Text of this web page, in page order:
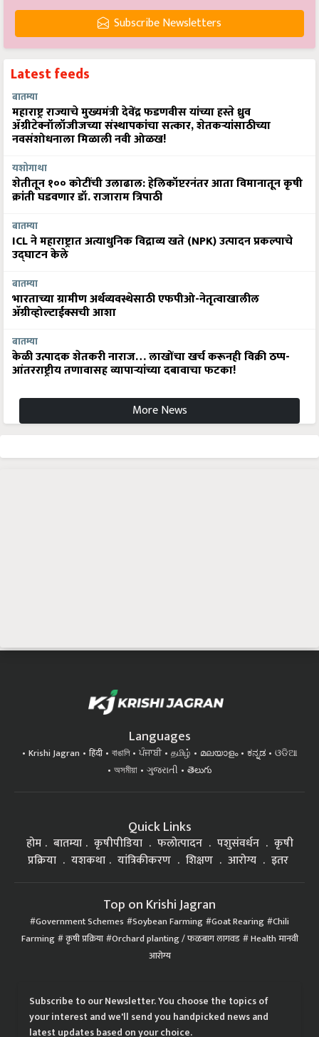
Subscribe Newsletters
Latest feeds
बातम्या
महाराष्ट्र राज्याचे मुख्यमंत्री देवेंद्र फडणवीस यांच्या हस्ते ध्रुव
ॲग्रीटेक्नॉलॉजीजच्या संस्थापकांचा सत्कार, शेतकऱ्यांसाठीच्या
नवसंशोधनाला मिळाली नवी ओळख!
यशोगाथा
शेतीतून १०० कोटींची उलाढाल: हेलिकॉप्टरनंतर आता विमानातून कृषी
क्रांती घडवणार डॉ. राजाराम त्रिपाठी
बातम्या
ICL ने महाराष्ट्रात अत्याधुनिक विद्राव्य खते (NPK) उत्पादन प्रकल्पाचे
उद्घाटन केले
बातम्या
भारताच्या ग्रामीण अर्थव्यवस्थेसाठी एफपीओ-नेतृत्वाखालील
अ‍ॅग्रीव्होल्टाईक्सची आशा
बातम्या
केळी उत्पादक शेतकरी नाराज… लाखोंचा खर्च करूनही विक्री ठप्प-
आंतरराष्ट्रीय तणावासह व्यापाऱ्यांच्या दबावाचा फटका!
More News
Languages
Krishi Jagran हिंदी বাঙালি ਪੰਜਾਬੀ தமிழ் മലയാളം ಕನ್ನಡ
ଓଡିଆ
অসমীয়া
ગુજરાતી తెలుగు
Quick Links
होम बातम्या कृषीपीडिया फलोत्पादन पशुसंवर्धन
कृषी
प्रक्रिया
यशकथा यांत्रिकीकरण शिक्षण आरोग्य इतर
Top on Krishi Jagran
Government Schemes Soybean Farming Goat Rearing Chili
Farming कृषी प्रक्रिया Orchard planting / फळबाग लागवड Health मानवी
आरोग्य
Subscribe to our Newsletter. You choose the topics of
your interest and we'll send you handpicked news and
latest updates based on your choice.